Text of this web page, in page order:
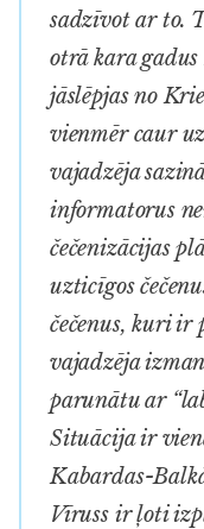
sadzīvot ar to.
otrā kara
jāslēpjas no
vienmēr caur
vajadzēja
informatorus
čečenizācijas
uzticīgos
čečenus, kuri ir
vajadzēja
parunātu ar
Situācija ir
Kabardas-
Vīruss ir ļoti